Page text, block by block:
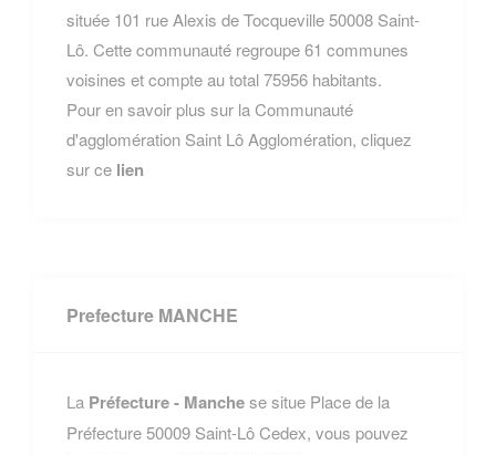
située 101 rue Alexis de Tocqueville 50008 Saint-
Lô. Cette communauté regroupe 61 communes
voisines et compte au total 75956 habitants.
Pour en savoir plus sur la Communauté
d'agglomération Saint Lô Agglomération, cliquez
sur ce lien
Prefecture MANCHE
La Préfecture - Manchese situe Place de la
Préfecture 50009 Saint-Lô Cedex, vous pouvez